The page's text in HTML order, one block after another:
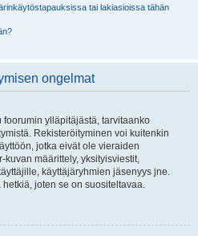
tai lakiasioissa tähän
ongelmat
ylläpitäjästä, tarvitaanko
Rekisteröityminen voi kuitenkin
jotka eivät ole vieraiden
kuvan määrittely, yksityisviestit,
käyttäjäryhmien jäsenyys jne.
joten se on suositeltavaa.